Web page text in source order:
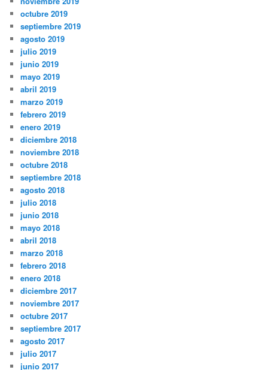
octubre 2019
septiembre 2019
agosto 2019
julio 2019
junio 2019
mayo 2019
abril 2019
marzo 2019
febrero 2019
enero 2019
diciembre 2018
noviembre 2018
octubre 2018
septiembre 2018
agosto 2018
julio 2018
junio 2018
mayo 2018
abril 2018
marzo 2018
febrero 2018
enero 2018
diciembre 2017
noviembre 2017
octubre 2017
septiembre 2017
agosto 2017
julio 2017
junio 2017